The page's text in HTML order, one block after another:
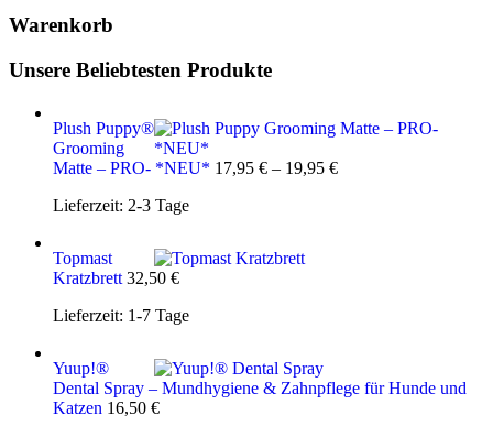
Warenkorb
Unsere Beliebtesten Produkte
Plush Puppy®
Grooming
Matte – PRO- *NEU* 17,95 € – 19,95 €
Lieferzeit: 2-3 Tage
Topmast
Kratzbrett 32,50 €
Lieferzeit: 1-7 Tage
Yuup!®
Dental Spray – Mundhygiene & Zahnpflege für Hunde und
Katzen 16,50 €